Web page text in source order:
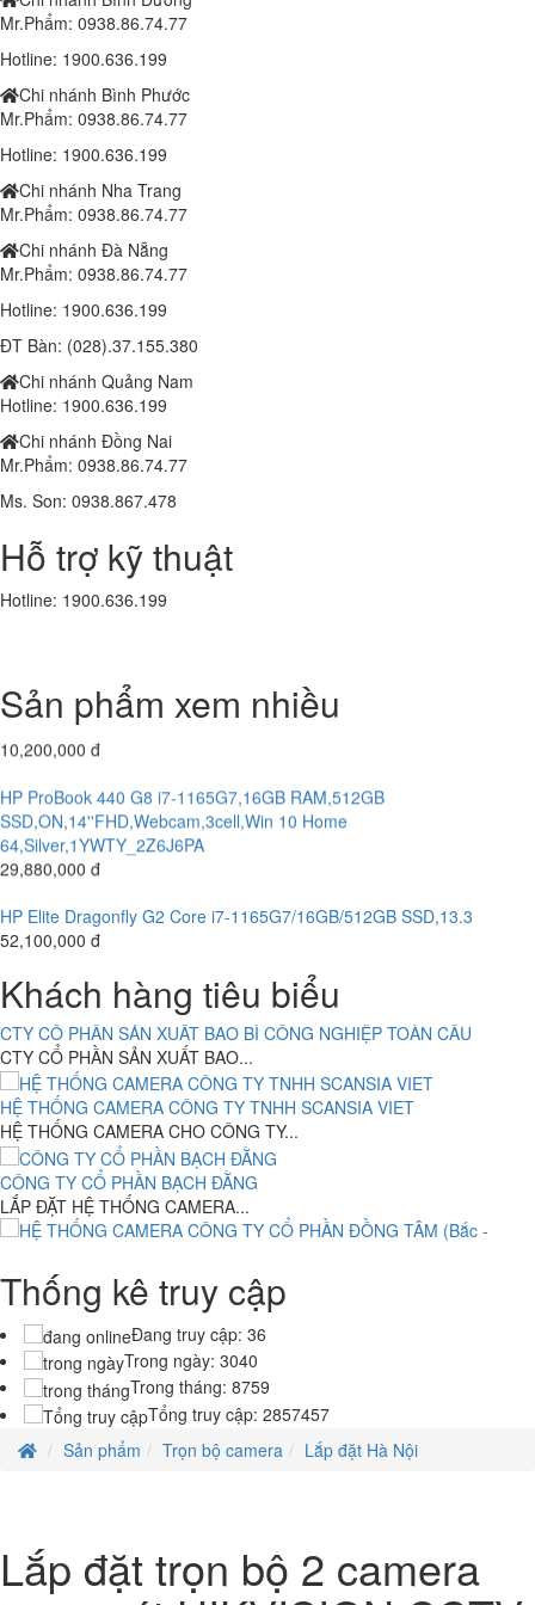
Mr.Phẩm: 0938.86.74.77
Hotline: 1900.636.199
Chi nhánh Bình Phước
Mr.Phẩm: 0938.86.74.77
Hotline: 1900.636.199
Chi nhánh Nha Trang
Mr.Phẩm: 0938.86.74.77
Chi nhánh Đà Nẵng
Mr.Phẩm: 0938.86.74.77
Hotline: 1900.636.199
ĐT Bàn: (028).37.155.380
Chi nhánh Quảng Nam
Hotline: 1900.636.199
Chi nhánh Đồng Nai
Mr.Phẩm: 0938.86.74.77
Ms. Son: 0938.867.478
Hỗ trợ kỹ thuật
Hotline: 1900.636.199
Sản phẩm xem nhiều
1.410.000 đ1,350,000 đ
Đèn chiếc lá 150w (SPDL150/3B)
Lắp đặt trọn bộ 1 Camera Wifi 4.0MP IPC-K42P-IMOU
Liên hệ
Camera IP IMOU WIFI A22EP 1080P
1.000.000 đ900,000 đ
Laptop Dell Latitude 6540 - Intel Core i7 -4810MQ- 8G- SSD240G - Đồ
10,190,000 đ
SSD128G- 16.5'
8.100.000 đ6,400,000 đ
Laptop Dell Latitude E5540 - Intel Core i7 -4600 U.( TH4)- 4G-
8.800.000 đ7,400,000 đ
Laptop Dell Latitude E5580 - Intel Core i5 -6300 U.( TH6)- 8G-
SSD256G- 16.5'
10,800,000 đ
10,200,000 đ
HP ProBook 440 G8 i7-1165G7,16GB RAM,512GB
64,Silver,1YWTY_2Z6J6PA
29,880,000 đ
HP Elite Dragonfly G2 Core i7-1165G7/16GB/512GB SSD,13.3
Máy Bộ HP Prodesk 6000 G1-Intel Core i5-4460.( TH4) RAM 4G-
4,700,000 đ
Máy Bộ HP Prodesk 6000 G1-Intel Core i3-4160.( TH4) RAM 4G-
120G
4,000,000 đ
Máy bộ Ráp ASUS H110M SOCKET 1150- Intel Core i7-6xx .(
TH6)RAM 4G- 120G
8.150.000 đ6,500,000 đ
Asus VivoBook X413JA-211.VBWB ( Intel Core i3-1005G1 /4GB
DDR4/128GB NVMe SSD/14inchFHD/Win10/Màu Trắng )
13,550,000 đ
Laptop HP Elitebook 820 G1 - Intel Core i5- 4G - SSD120G - 12.5'
7.500.000 đ5,500,000 đ
Laptop HP Probook 640 G2- Intel Core i5-6300U .( TH6)- 4G- 120G-
14
7.850.000 đ
6,900,000 đ
Laptop HP Elitebook 820 G2 - Intel Core i5- 4G - SSD120G - 12.5'
Khách hàng tiêu biểu
CÔNG TY CỔ PHẦN SẢN XUẤT THƯƠNG MẠI THIẾT KẾ BÌNH MINH
CÔNG TY TNHH MỘT THÀNH VIÊN THẠNH THỚI
CÔNG TY TNHH MỘT THÀNH VIÊN...
HỆ THỐNG CAMERA CÔNG TY CỔ PHẦN VIỆT TINH ANH (Bắc -
Trung - Nam)
CÔNG TY CỔ PHẦN VIỆT TINH...
ABC BAKERY DOANH NGHIỆP TƯ NHÂN...
CTY CỔ PHẦN SẢN XUẤT BAO BÌ CÔNG NGHIỆP TOÀN CẦU
CTY CỔ PHẦN SẢN XUẤT BAO...
HỆ THỐNG CAMERA CÔNG TY TNHH SCANSIA VIET
HỆ THỐNG CAMERA CHO CÔNG TY...
CÔNG TY CỔ PHẦN BẠCH ĐẰNG
LẮP ĐẶT HỆ THỐNG CAMERA...
HỆ THỐNG CAMERA CÔNG TY CỔ PHẦN ĐỒNG TÂM (Bắc - Trung -
Nam)
HỆ THỐNG CAMERA CÔNG TY CỔ...
Thống kê truy cập
Đang truy cập: 36
Trong ngày: 3040
Trong tháng: 8759
Tổng truy cập: 2857457
Sản phẩm
Trọn bộ camera Lắp đặt Hà Nội